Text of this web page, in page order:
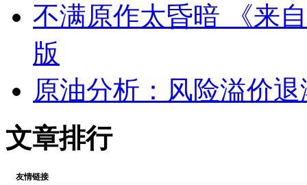
不满原作太昏暗 《来
版
原油分析：风险溢价
文章排行
友情链接